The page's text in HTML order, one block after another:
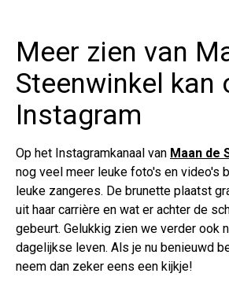
Meer zien van
Steenwinkel kan
Instagram
Op het Instagramkanaal van Maan de
nog veel meer leuke foto's en video's
leuke zangeres. De brunette plaatst
uit haar carrière en wat er achter de
gebeurt. Gelukkig zien we verder ook
dagelijkse leven. Als je nu benieuwd
neem dan zeker eens een kijkje!